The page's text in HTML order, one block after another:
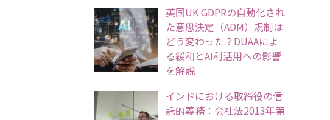
英国UK GDPRの自動化され
た意思決定（ADM）規制は
どう変わった？DUAAによ
る緩和とAI利活用への影響
を解説
インドにおける取締役の信
託的義務：会社法2013年第